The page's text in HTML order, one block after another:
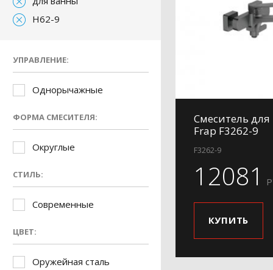
H62-9
УПРАВЛЕНИЕ:
Однорычажные
ФОРМА СМЕСИТЕЛЯ:
Округлые
СТИЛЬ:
Современные
ЦВЕТ:
Оружейная сталь
Смеситель
Frap F3262-9
F3262-9
12081
КУПИТЬ